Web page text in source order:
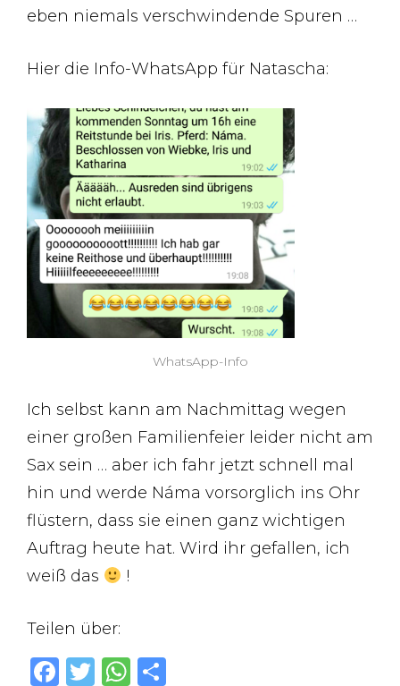
eben niemals verschwindende Spuren …
Hier die Info-WhatsApp für Natascha:
WhatsApp-Info
Ich selbst kann am Nachmittag wegen
einer großen Familienfeier leider nicht am
Sax sein … aber ich fahr jetzt schnell mal
hin und werde Náma vorsorglich ins Ohr
flüstern, dass sie einen ganz wichtigen
Auftrag heute hat. Wird ihr gefallen, ich
weiß das
!
Teilen über:
F
T
W